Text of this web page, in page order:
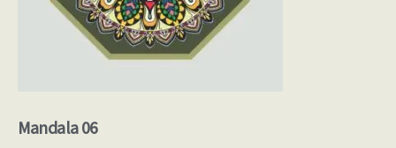
Mandala 06